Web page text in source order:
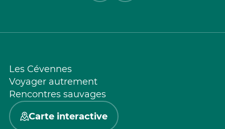
Les Cévennes
Voyager autrement
Rencontres sauvages
Carte interactive